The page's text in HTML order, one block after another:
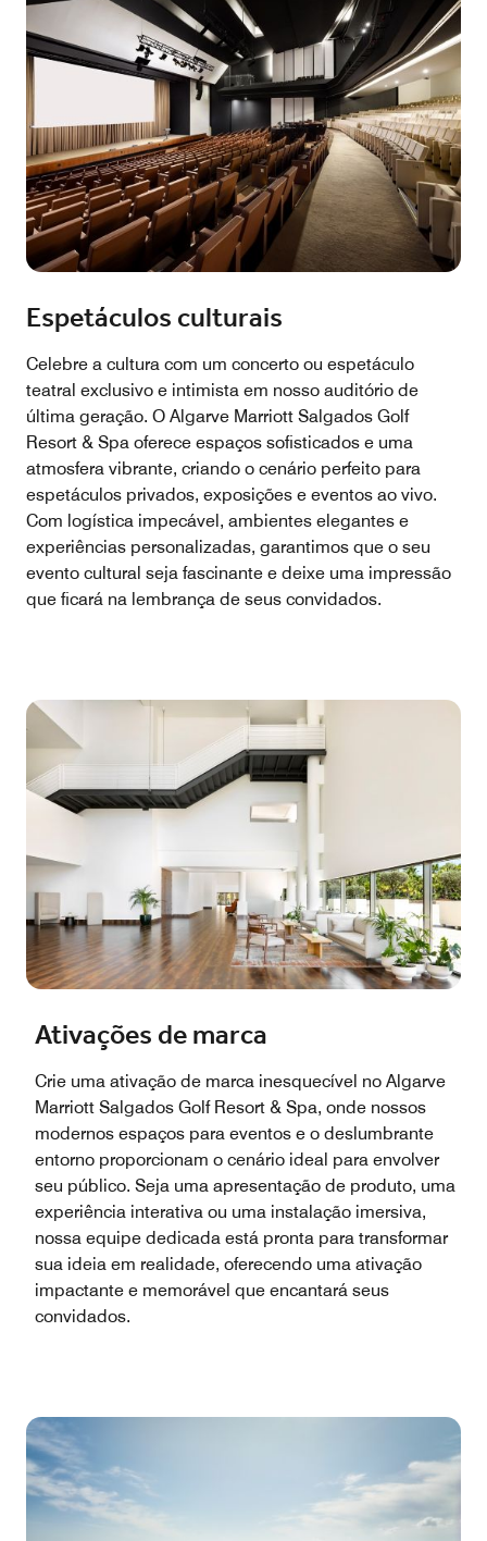
Espetáculos culturais
Celebre a cultura com um concerto ou espetáculo
teatral exclusivo e intimista em nosso auditório de
última geração. O Algarve Marriott Salgados Golf
Resort & Spa oferece espaços sofisticados e uma
atmosfera vibrante, criando o cenário perfeito para
espetáculos privados, exposições e eventos ao vivo.
Com logística impecável, ambientes elegantes e
experiências personalizadas, garantimos que o seu
evento cultural seja fascinante e deixe uma impressão
que ficará na lembrança de seus convidados.
Ativações de marca
Crie uma ativação de marca inesquecível no Algarve
Marriott Salgados Golf Resort & Spa, onde nossos
modernos espaços para eventos e o deslumbrante
entorno proporcionam o cenário ideal para envolver
seu público. Seja uma apresentação de produto, uma
experiência interativa ou uma instalação imersiva,
nossa equipe dedicada está pronta para transformar
sua ideia em realidade, oferecendo uma ativação
impactante e memorável que encantará seus
convidados.